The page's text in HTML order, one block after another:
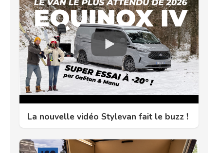
La nouvelle vidéo Stylevan fait le buzz !